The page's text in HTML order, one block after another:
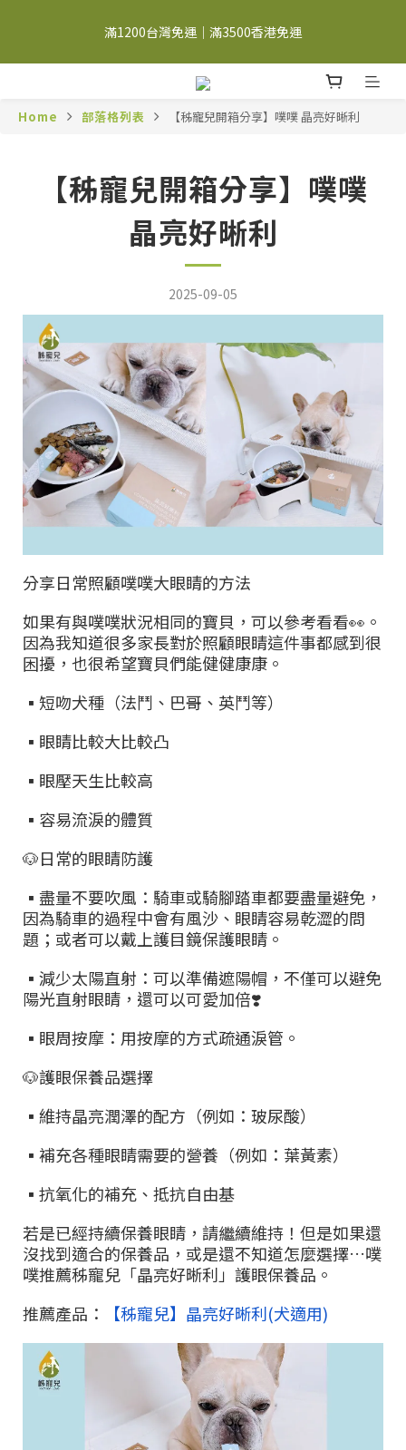
見會員權益>
滿1200台灣免運｜滿3500香港免運
註冊會員➤首購省$100；登入會員➤每月獨享最高$200購物金 <詳
Home 部落格列表 【秭寵兒開箱分享】噗噗 晶亮好晰利
【秭寵兒開箱分享】噗噗
晶亮好晰利
2025-09-05
分享日常照顧噗噗大眼睛的方法
如果有與噗噗狀況相同的寶貝，可以參考看看👀 。
因為我知道很多家長對於照顧眼睛這件事都感到很
困擾，也很希望寶貝們能健健康康。
▪ 短吻犬種（法鬥、巴哥、英鬥等）
▪ 眼睛比較大比較凸
▪ 眼壓天生比較高
▪ 容易流淚的體質
🐶日常的眼睛防護
▪ 盡量不要吹風：騎車或騎腳踏車都要盡量避免，
因為騎車的過程中會有風沙、眼睛容易乾澀的問
題；或者可以戴上護目鏡保護眼睛。
▪ 減少太陽直射：可以準備遮陽帽，不僅可以避免
陽光直射眼睛，還可以可愛加倍❣
▪ 眼周按摩：用按摩的方式疏通淚管。
🐶護眼保養品選擇
▪ 維持晶亮潤澤的配方（例如：玻尿酸）
▪ 補充各種眼睛需要的營養（例如：葉黃素）
▪ 抗氧化的補充、抵抗自由基
若是已經持續保養眼睛，請繼續維持！但是如果還
沒找到適合的保養品，或是還不知道怎麼選擇…噗
噗推薦秭寵兒「晶亮好晰利」護眼保養品。
推薦產品：
【秭寵兒】晶亮好晰利(犬適用)